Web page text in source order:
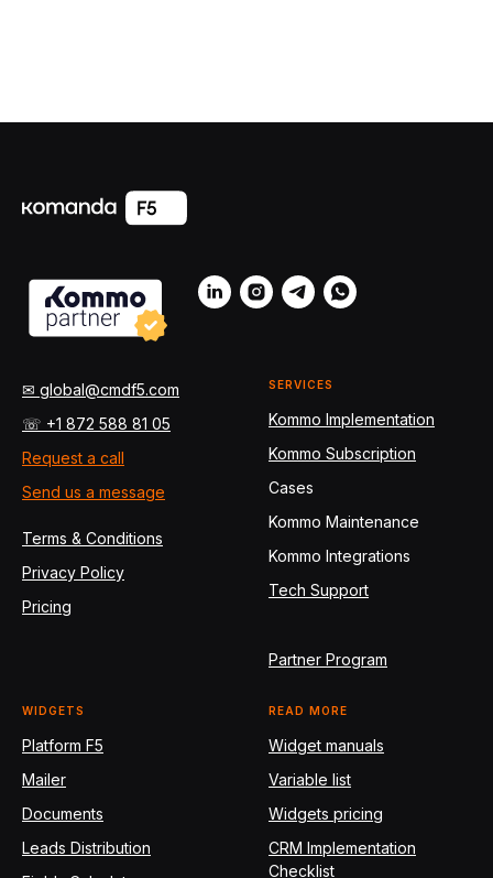
✉ global@cmdf5.com
☏ +1 872 588 81 05
Request a call
Send us a message
Terms & Conditions
Privacy Policy
Pricing
SERVICES
Kommo Implementation
Kommo Subscription
Cases
Kommo Maintenance
Kommo Integrations
Tech Support
Partner Program
WIDGETS
Platform F5
Mailer
Documents
Leads Distribution
READ MORE
Widget manuals
Variable list
Widgets pricing
CRM Implementation
Checklist